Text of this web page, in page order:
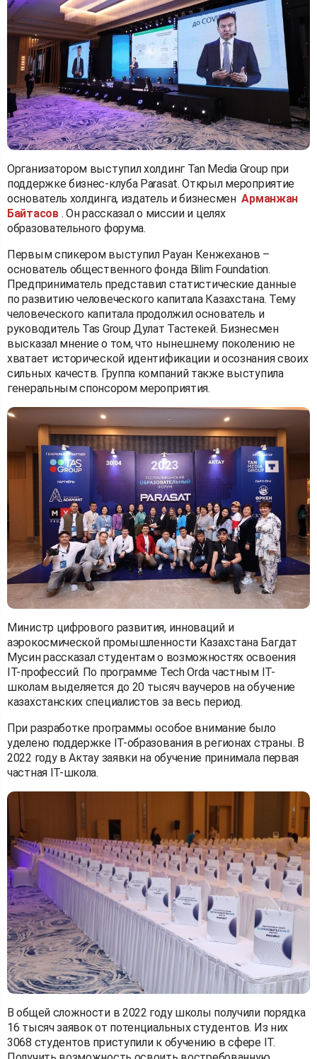
Организатором выступил холдинг Tan Media Group при
поддержке бизнес-клуба Parasat. Открыл мероприятие
основатель холдинга, издатель и бизнесмен Арманжан
Байтасов . Он рассказал о миссии и целях
образовательного форума.
Первым спикером выступил Рауан Кенжеханов –
основатель общественного фонда Bilim Foundation.
Предприниматель представил статистические данные
по развитию человеческого капитала Казахстана. Тему
человеческого капитала продолжил основатель и
руководитель Tas Group Дулат Тастекей. Бизнесмен
высказал мнение о том, что нынешнему поколению не
хватает исторической идентификации и осознания своих
сильных качеств. Группа компаний также выступила
генеральным спонсором мероприятия.
Министр цифрового развития, инноваций и
аэрокосмической промышленности Казахстана Багдат
Мусин рассказал студентам о возможностях освоения
IT-профессий. По программе Tech Orda частным IT-
школам выделяется до 20 тысяч ваучеров на обучение
казахстанских специалистов за весь период.
При разработке программы особое внимание было
уделено поддержке IT-образования в регионах страны. В
2022 году в Актау заявки на обучение принимала первая
частная IT-школа.
В общей сложности в 2022 году школы получили порядка
16 тысяч заявок от потенциальных студентов. Из них
3068 студентов приступили к обучению в сфере IT.